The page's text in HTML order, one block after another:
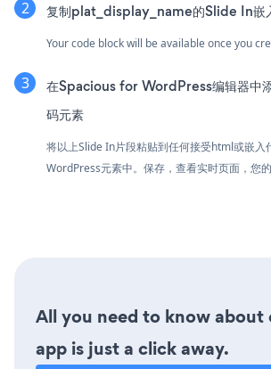
复制plat_display_name的Slide In嵌
Your code block will be available once you
在Spacious for WordPress编辑器中
码元素
将以上Slide In片段粘贴到任何接受html或嵌入
WordPress元素中。保存，查看实时页面，您
All you need to know about
app is just a click away.